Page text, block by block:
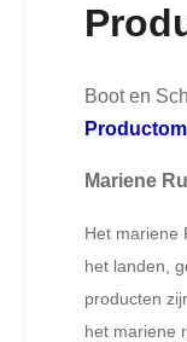
Boot en
Mariene
Het mariene
het landen,
producten
het mariene